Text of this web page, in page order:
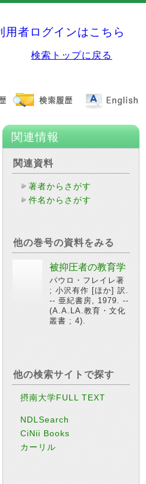
用者ログインはこちら
検索トップに戻る
関連情報
関連資料
著者からさがす
件名からさがす
他の巻号の資料をみる
被抑圧者の教育学
パウロ・フレイレ著
; 小沢有作 [ほか] 訳.
-- 亜紀書房, 1979. --
(A.A.LA.教育・文化
叢書 ; 4).
他の検索サイトで探す
摂南大学FULL TEXT
NDLSearch
CiNii Books
カーリル